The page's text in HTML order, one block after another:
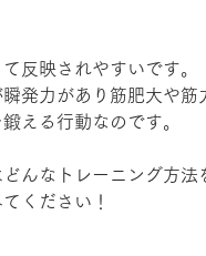
反映されやすいです。
発力があり筋肥大や筋
える行動なのです。
んなトレーニング方
ください！